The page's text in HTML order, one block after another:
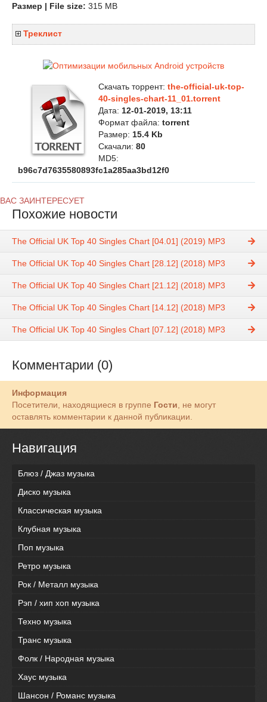
Размер | File size: 315 MB
Треклист
Скачать торрент: the-official-uk-top-
40-singles-chart-11_01.torrent
Дата: 12-01-2019, 13:11
Формат файла: torrent
Размер: 15.4 Kb
Скачали: 80
MD5:
b96c7d7635580893fc1a285aa3bd12f0
ВАС ЗАИНТЕРЕСУЕТ
Похожие новости
The Official UK Top 40 Singles Chart [04.01] (2019) MP3
The Official UK Top 40 Singles Chart [28.12] (2018) MP3
The Official UK Top 40 Singles Chart [21.12] (2018) MP3
The Official UK Top 40 Singles Chart [14.12] (2018) MP3
The Official UK Top 40 Singles Chart [07.12] (2018) MP3
Комментарии (0)
Информация
Посетители, находящиеся в группе Гости, не могут
оставлять комментарии к данной публикации.
Навигация
Блюз / Джаз музыка
Диско музыка
Классическая музыка
Клубная музыка
Поп музыка
Ретро музыка
Рок / Металл музыка
Рэп / хип хоп музыка
Техно музыка
Транс музыка
Фолк / Народная музыка
Хаус музыка
Шансон / Романс музыка